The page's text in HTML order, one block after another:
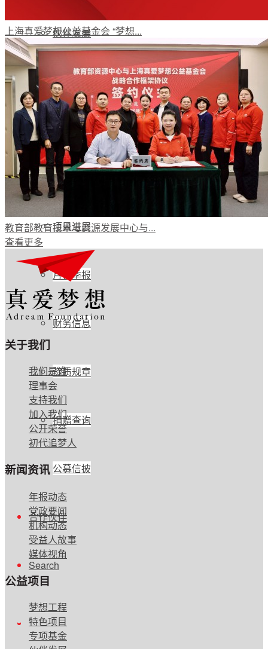
伙伴发展
评估报告
公开透明
年度报告
项目进展
月报季报
财务信息
资质规章
捐赠查询
公募信披
合作伙伴
Search
上海真爱梦想公益基金会 “梦想...
教育部教育技术与资源发展中心与...
查看更多
关于我们
我们是谁
理事会
支持我们
加入我们
公开荣誉
初代追梦人
新闻资讯
年报动态
党政要闻
机构动态
受益人故事
媒体视角
公益项目
梦想工程
特色项目
专项基金